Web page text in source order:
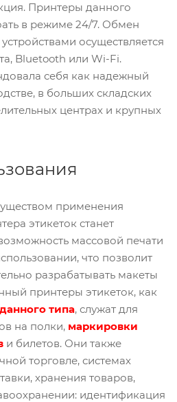
Принтеры данного
в режиме 24/7. Обмен
осуществляется
Bluetooth или Wi-Fi.
себя как надежный
в больших складских
центрах и крупных
применения
этикеток станет
массовой печати
что позволит
разрабатывать макеты
принтеры этикеток, как
типа, служат для
на полки, маркировки
и билетов. Они также
торговле, системах
хранения товаров,
идентификация